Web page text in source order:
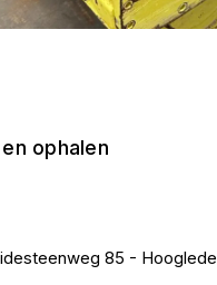
ophalen
85 - Hooglede